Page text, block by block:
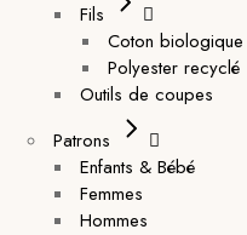
Fils
Coton biologique
Polyester recyclé
Outils de coupes
Patrons
Enfants & Bébé
Femmes
Hommes